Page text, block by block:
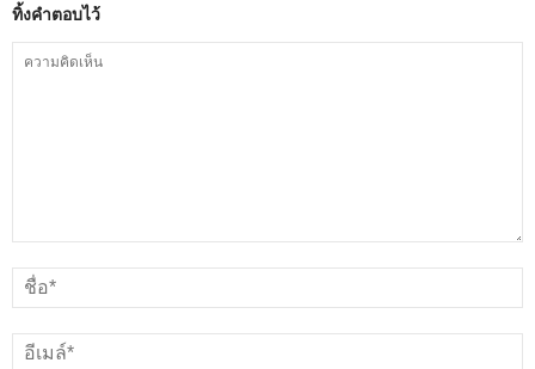
ทิ้งคำตอบไว้